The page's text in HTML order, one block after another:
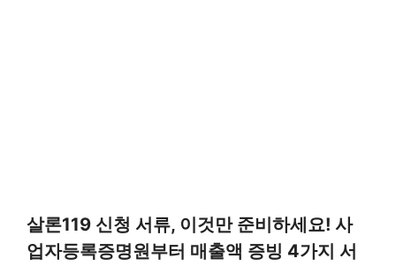
살론119 신청 서류, 이것만 준비하세요! 사
업자등록증명원부터 매출액 증빙 4가지 서